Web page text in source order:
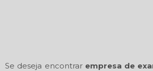
Se deseja encontrar empresa de